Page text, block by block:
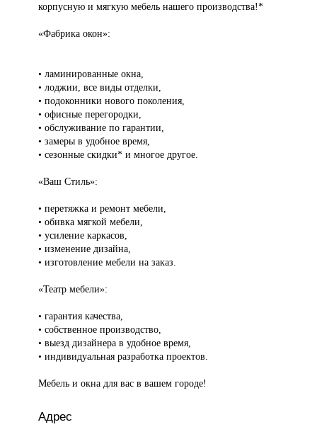
корпусную и мягкую мебель нашего производства!*
«Фабрика окон»:
• ламинированные окна,
• лоджии, все виды отделки,
• подоконники нового поколения,
• офисные перегородки,
• обслуживание по гарантии,
• замеры в удобное время,
• сезонные скидки* и многое другое.
«Ваш Стиль»:
• перетяжка и ремонт мебели,
• обивка мягкой мебели,
• усиление каркасов,
• изменение дизайна,
• изготовление мебели на заказ.
«Театр мебели»:
• гарантия качества,
• собственное производство,
• выезд дизайнера в удобное время,
• индивидуальная разработка проектов.
Мебель и окна для вас в вашем городе!
Адрес